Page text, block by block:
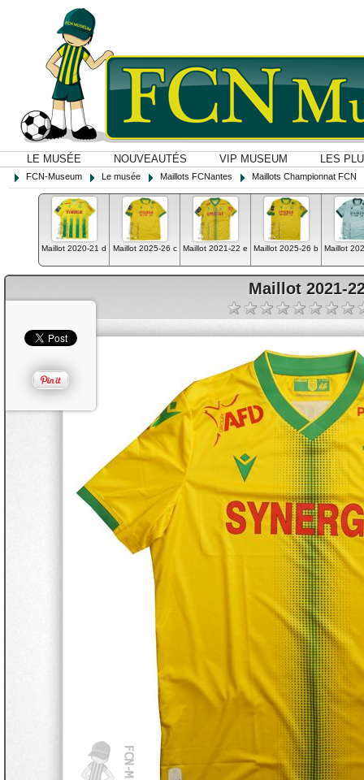
LE MUSÉE NOUVEAUTÉS VIP MUSEUM LES
FCN-Museum Le musée Maillots FCNantes Maillots Championnat FCN
Maillot 2020-21 d Maillot 2025-26 c Maillot 2021-22 e Maillot 2025-26 b Maillot
Maillot 2021-